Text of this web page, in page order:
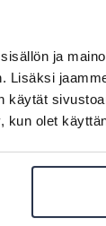
ja
Lisäksi
käytät
kun olet